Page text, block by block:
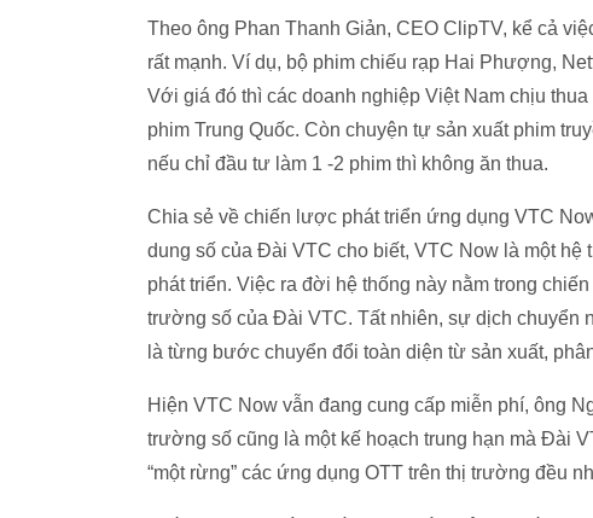
Theo ông Phan Thanh Giản, CEO ClipTV, kể cả
rất mạnh. Ví dụ, bộ phim chiếu rạp Hai Phượng,
Với giá đó thì các doanh nghiệp Việt Nam chịu
phim Trung Quốc. Còn chuyện tự sản xuất phim
nếu chỉ đầu tư làm 1 -2 phim thì không ăn thua.
Chia sẻ về chiến lược phát triển ứng dụng VTC
dung số của Đài VTC cho biết, VTC Now là một
phát triển. Việc ra đời hệ thống này nằm trong
trường số của Đài VTC. Tất nhiên, sự dịch chuyển
là từng bước chuyển đổi toàn diện từ sản xuất,
Hiện VTC Now vẫn đang cung cấp miễn phí, ông
trường số cũng là một kế hoạch trung hạn mà Đài
“một rừng” các ứng dụng OTT trên thị trường đều